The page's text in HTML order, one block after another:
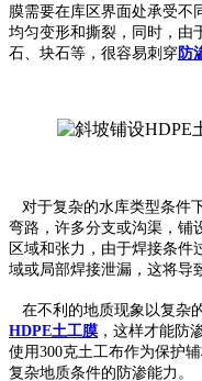
膜需要在库区界面处承受不
均匀变形和撕裂，同时，由
石、块石等，很容易刺穿防
对于复杂的水库类型条件
弯路，许多分支或沟渠，铺
区域和张力，由于焊接条件
域或局部焊接泄漏，这将导
在不利的地质现象以复杂
HDPE土工膜 ，这样才能防
使用300克土工布作为保护
复杂地质条件的防渗能力。